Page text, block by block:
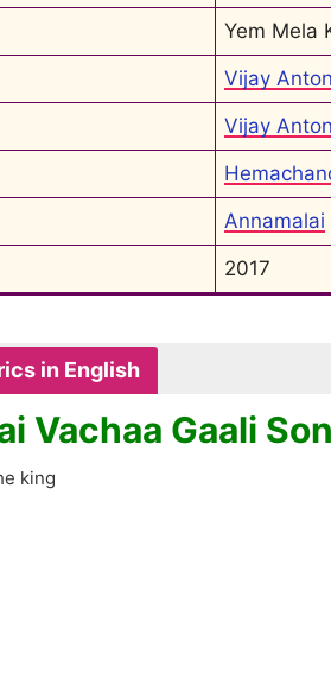
Yem Mela
Vijay
Vijay
Annamalai
2017
in English
Vachaa Gaali
king